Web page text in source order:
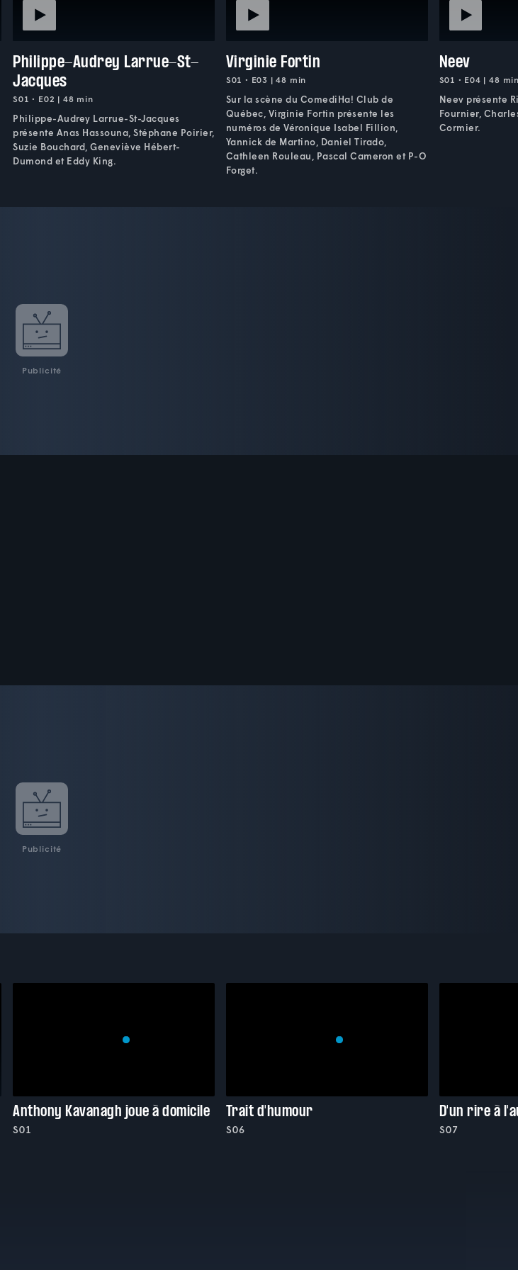
Philippe-Audrey Larrue-St-
Jacques
S01 • E02 | 48 min
Philippe-Audrey Larrue-St-Jacques
présente Anas Hassouna, Stéphane Poirier,
Suzie Bouchard, Geneviève Hébert-
Dumond et Eddy King.
Virginie Fortin
S01 • E03 | 48 min
Sur la scène du ComediHa! Club de
Québec, Virginie Fortin présente les
numéros de Véronique Isabel Fillion,
Yannick de Martino, Daniel Tirado,
Cathleen Rouleau, Pascal Cameron et P-O
Forget.
Neev
S01 • E04 | 48
Neev présente
Fournier,
Cormier.
Publicité
Publicité
Anthony Kavanagh joue à domicile
S01
Trait d'humour
S06
D'un rire à
S07